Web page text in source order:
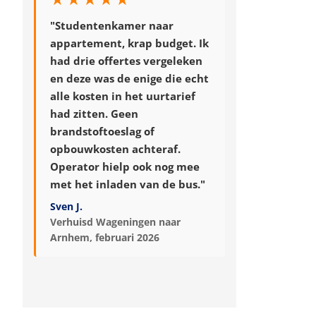
"Studentenkamer naar
appartement, krap budget. Ik
had drie offertes vergeleken
en deze was de enige die echt
alle kosten in het uurtarief
had zitten. Geen
brandstoftoeslag of
opbouwkosten achteraf.
Operator hielp ook nog mee
met het inladen van de bus."
Sven J.
Verhuisd Wageningen naar
Arnhem, februari 2026